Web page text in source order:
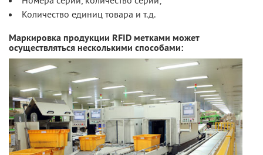
Количество единиц товара и т.д.
Маркировка продукции RFID метками может
осуществляться несколькими способами: